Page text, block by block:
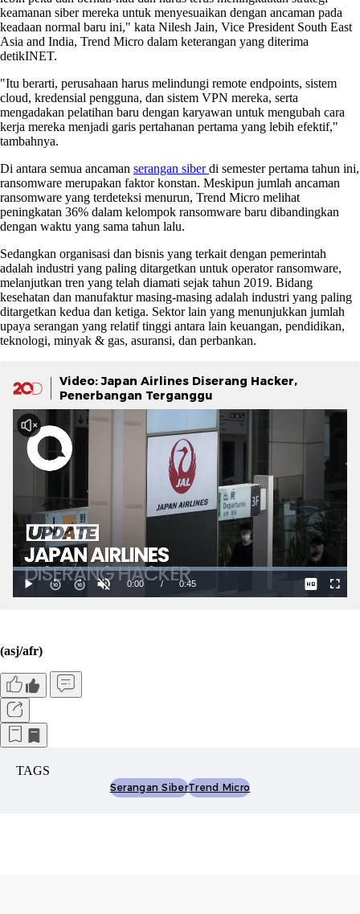
keamanan siber mereka untuk menyesuaikan dengan ancaman pada
keadaan normal baru ini," kata Nilesh Jain, Vice President South East
Asia and India, Trend Micro dalam keterangan yang diterima
detikINET.
"Itu berarti, perusahaan harus melindungi remote endpoints, sistem
cloud, kredensial pengguna, dan sistem VPN mereka, serta
mengadakan pelatihan baru dengan karyawan untuk mengubah cara
kerja mereka menjadi garis pertahanan pertama yang lebih efektif,"
tambahnya.
Di antara semua ancaman serangan siberdi semester pertama tahun ini,
ransomware merupakan faktor konstan. Meskipun jumlah ancaman
ransomware yang terdeteksi menurun, Trend Micro melihat
peningkatan 36% dalam kelompok ransomware baru dibandingkan
dengan waktu yang sama tahun lalu.
Sedangkan organisasi dan bisnis yang terkait dengan pemerintah
adalah industri yang paling ditargetkan untuk operator ransomware,
melanjutkan tren yang telah diamati sejak tahun 2019. Bidang
kesehatan dan manufaktur masing-masing adalah industri yang paling
ditargetkan kedua dan ketiga. Sektor lain yang menunjukkan jumlah
upaya serangan yang relatif tinggi antara lain keuangan, pendidikan,
teknologi, minyak & gas, asuransi, dan perbankan.
Video: Japan Airlines Diserang Hacker,
Penerbangan Terganggu
(asj/afr)
TAGS
Serangan SiberTrend Micro